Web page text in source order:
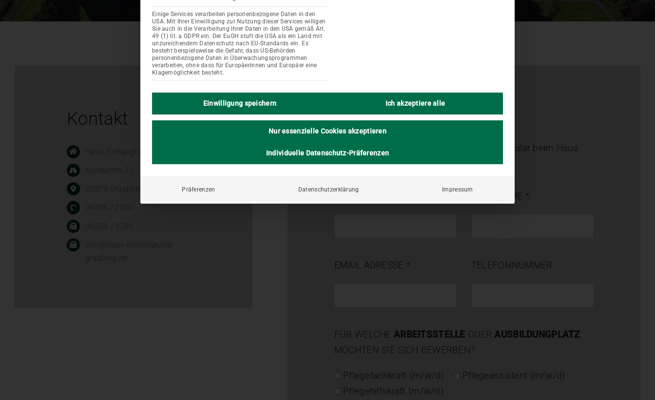
Kontakt Schnellbewerbung
Bewerbe Dich über das nachfolgende Formular beim Haus
Eichengrund in Grasberg!
VORNAME * NACHNAME *
EMAIL ADRESSE * TELEFONNUMMER
FÜR WELCHE ARBEITSSTELLE ODERAUSBILDUNGPLATZ
MÖCHTEN SIE SICH BEWERBEN?
Pflegefachkraft (m/w/d)
Pflegeassistent (m/w/d)
Pflegehilfskraft (m/w/d)
Einige Services verarbeiten personenbezogene Daten in den
USA. Mit Ihrer Einwilligung zur Nutzung dieser Services willigen
Sie auch in die Verarbeitung Ihrer Daten in den USA gemäß Art.
49 (1) lit. a GDPR ein. Der EuGH stuft die USA als ein Land mit
unzureichendem Datenschutz nach EU-Standards ein. Es
besteht beispielsweise die Gefahr, dass US-Behörden
personenbezogene Daten in Überwachungsprogrammen
verarbeiten, ohne dass für Europäerinnen und Europäer eine
Klagemöglichkeit besteht.
Einwilligung speichern Ich akzeptiere alle
Nur essenzielle Cookies akzeptieren
Individuelle Datenschutz-Präferenzen
Präferenzen Datenschutzerklärung Impressum